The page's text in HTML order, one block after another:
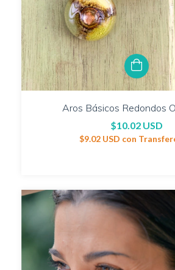
Aros Básicos Redondos
$10.02 USD
$9.02 USD con